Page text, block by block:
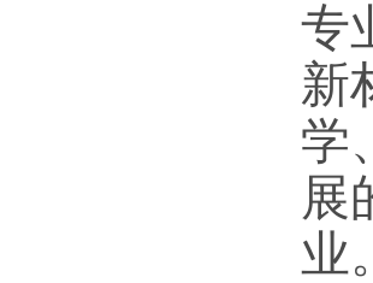
专
新
学
展
业。